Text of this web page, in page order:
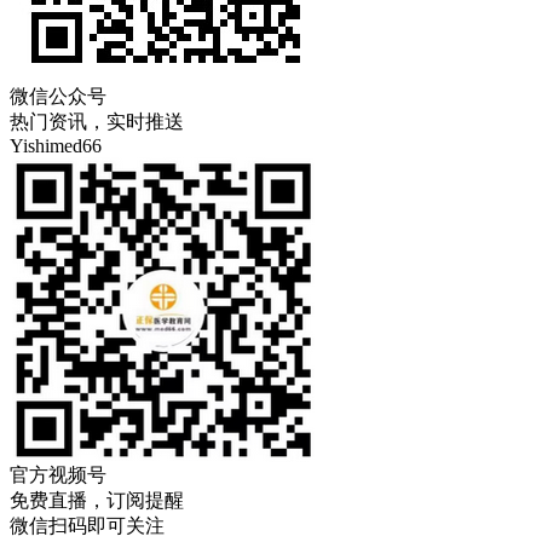
微信公众号
热门资讯，实时推送
Yishimed66
官方视频号
免费直播，订阅提醒
微信扫码即可关注